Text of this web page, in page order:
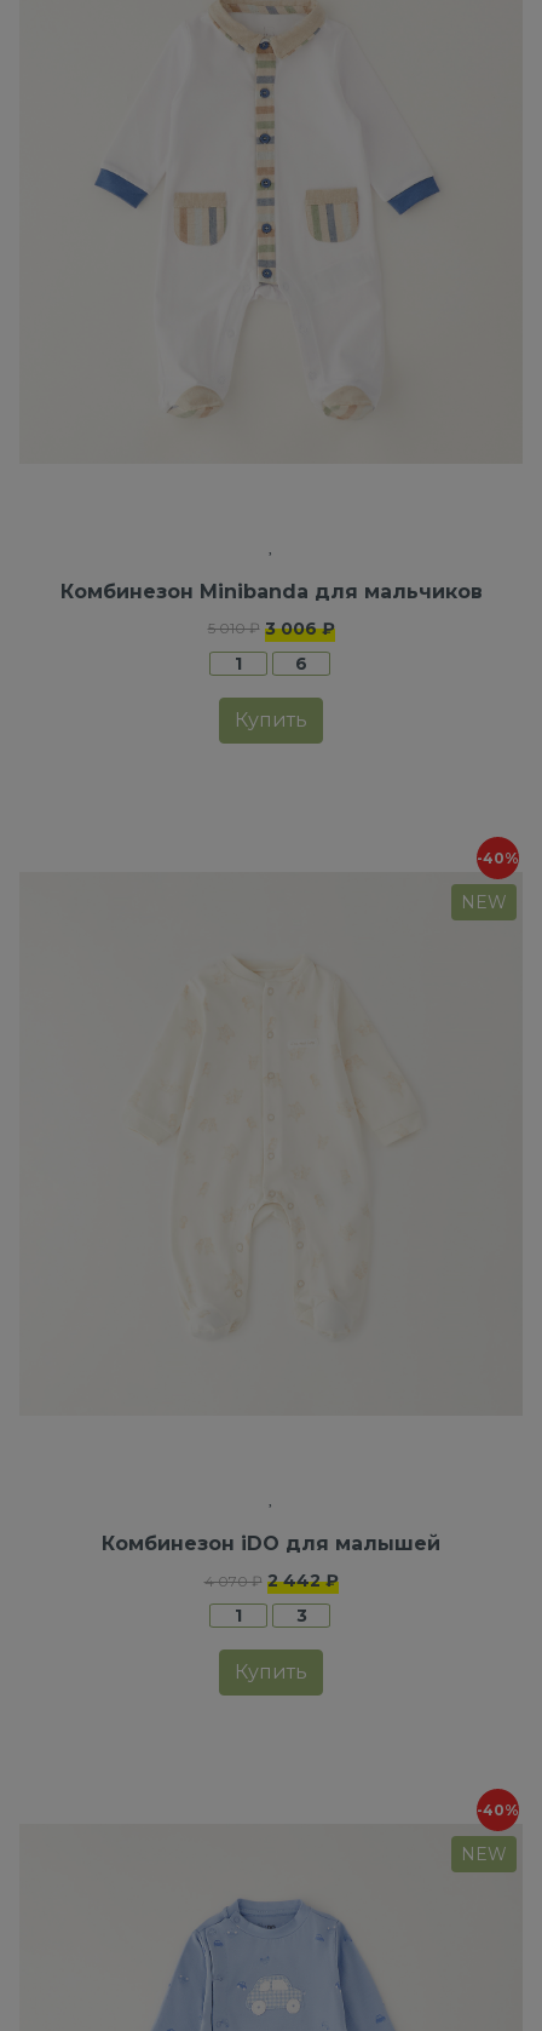
Комбинезон Minibanda для мальчиков
5 010 ₽ 3 006 ₽
1
6
Купить
-40%
NEW
Комбинезон iDO для малышей
4 070 ₽ 2 442 ₽
1
3
Купить
-40%
NEW